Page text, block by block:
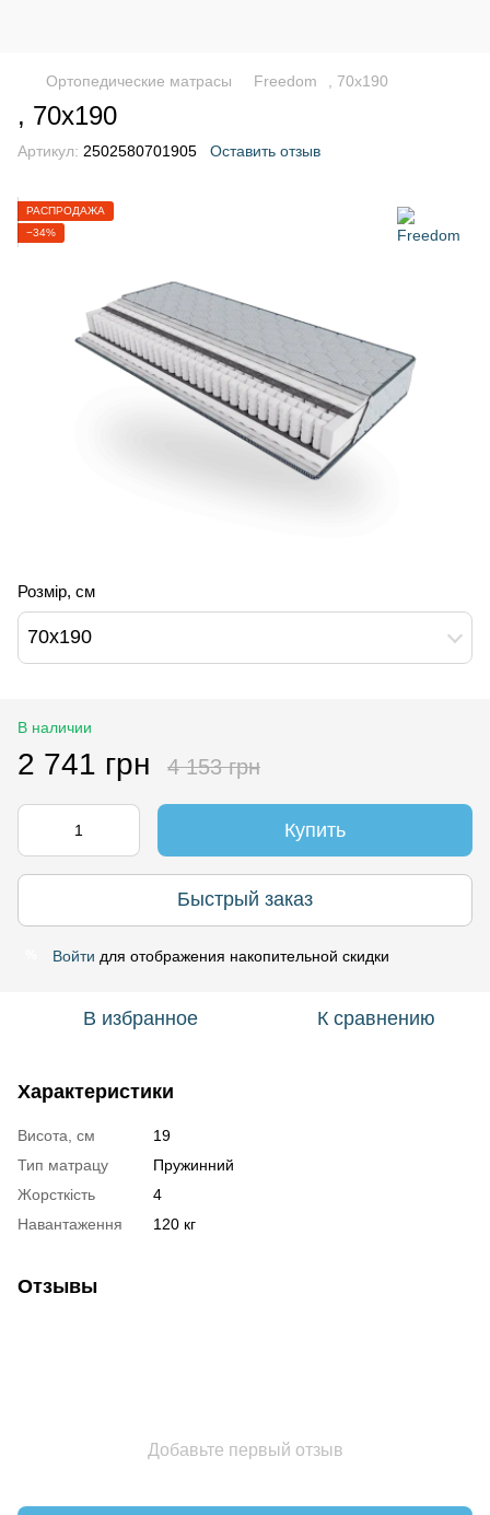
Ортопедические матрасы Freedom , 70х190
, 70х190
Артикул: 2502580701905 Оставить отзыв
РАСПРОДАЖА
−34%
Розмір, см
70х190
В наличии
2 741 грн 4 153 грн
Купить
Быстрый заказ
Войти для отображения накопительной скидки
В избранное К сравнению
Характеристики
Висота, см
19
Тип матрацу
Пружинний
Жорсткість
4
Навантаження
120 кг
Отзывы
Добавьте первый отзыв